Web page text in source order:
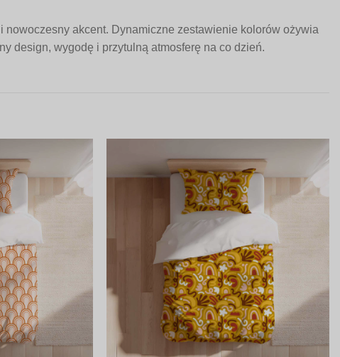
akcent. Dynamiczne zestawienie kolorów ożywia
design, wygodę i przytulną atmosferę na co dzień.